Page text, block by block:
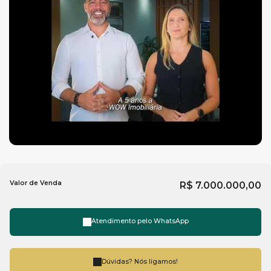
Coworking
Entre em contato com a WOW imobiliária em Balneário
Camboriúe saiba mais.
R$ 7.000.000,00
Valor de Venda
Atendimento pelo WhatsApp
Dúvidas? Nós ligamos!